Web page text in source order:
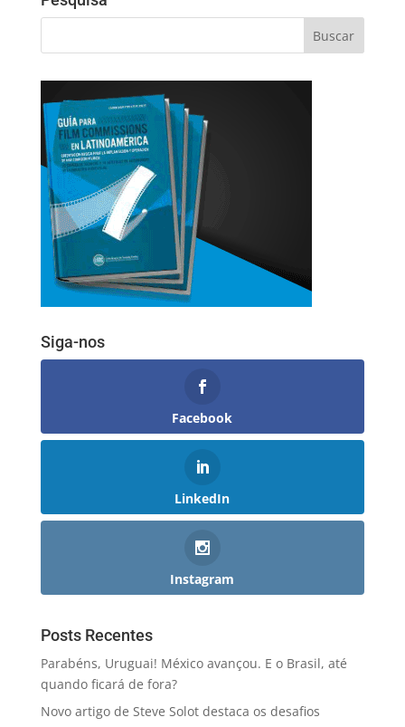
Siga-nos
Facebook
LinkedIn
Instagram
Posts Recentes
Parabéns, Uruguai! México avançou. E o Brasil, até
quando ficará de fora?
Novo artigo de Steve Solot destaca os desafios